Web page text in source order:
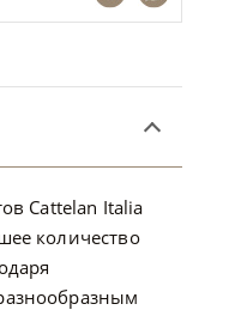
Cattelan Italia
количество